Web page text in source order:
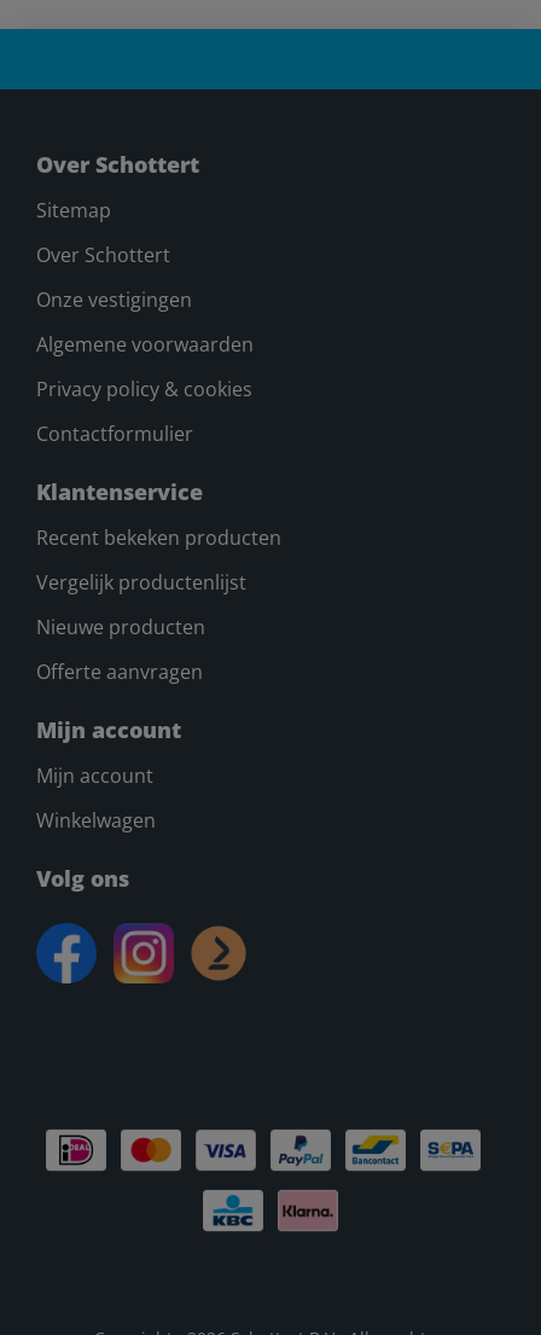
Over Schottert
Sitemap
Over Schottert
Onze vestigingen
Algemene voorwaarden
Privacy policy & cookies
Contactformulier
Klantenservice
Recent bekeken producten
Vergelijk productenlijst
Nieuwe producten
Offerte aanvragen
Mijn account
Mijn account
Winkelwagen
Volg ons